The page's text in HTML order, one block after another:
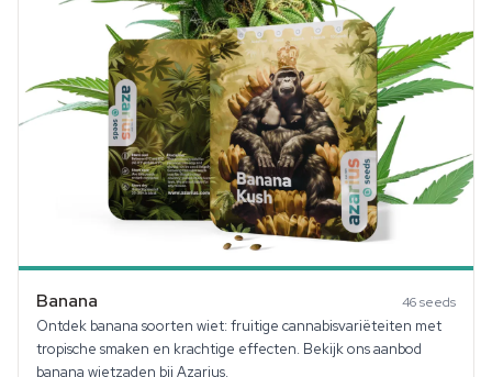
Banana 46seeds
Ontdek banana soorten wiet: fruitige cannabisvariëteiten met
tropische smaken en krachtige effecten. Bekijk ons aanbod
banana wietzaden bij Azarius.